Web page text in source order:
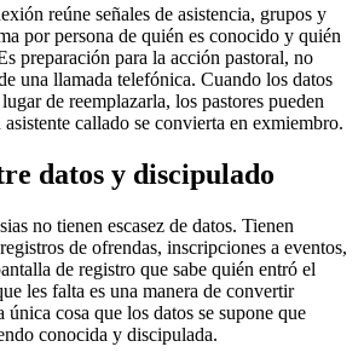
reúne señales de asistencia, grupos y
por persona de quién es conocido y quién
preparación para la acción pastoral, no
una llamada telefónica. Cuando los datos
de reemplazarla, los pastores pueden
asistente callado se convierta en exmiembro.
datos y discipulado
no tienen escasez de datos. Tienen
de ofrendas, inscripciones a eventos,
de registro que sabe quién entró el
les falta es una manera de convertir
única cosa que los datos se supone que
conocida y discipulada.